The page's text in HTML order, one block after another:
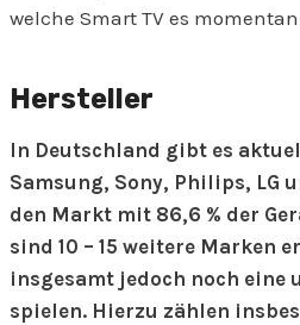
welche Smart TV es
Hersteller
In Deutschland gibt es
Samsung, Sony, Philips, LG
den Markt mit 86,6 % der
sind 10 – 15 weitere Marken
insgesamt jedoch noch eine
spielen. Hierzu zählen